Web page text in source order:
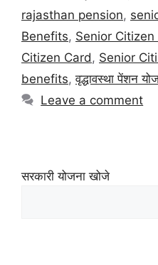
rajasthan pension,
Benefits, Senior
Citizen Card, Senior
benefits,वृद्धावस्था पेंशन
Leave a comment
सरकारी योजना खोजे